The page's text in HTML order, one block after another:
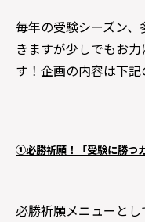
毎年の受験シーズン
きますが少しでもお
す！企画の内容は下記
①必勝祈願！「受験に勝つ
必勝祈願メニューと